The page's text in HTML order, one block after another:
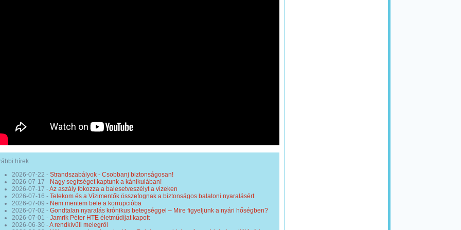
hírek
2026-07-22 - Strandszabályok - Csobbanj biztonságosan!
2026-07-17 - Nagy segítséget kaptunk a kánikulában!
2026-07-17 -Az aszály fokozza a balesetveszélyt a vizeken
2026-07-16 - Telekom és a Vízimentők összefognak a biztonságos balatoni nyaralásért
2026-07-09 - Nem mentem bele a korrupcióba
2026-07-02 - Gondtalan nyaralás krónikus betegséggel – Mire figyeljünk a nyári hőségben?
2026-07-01 - Jamrik Péter HTE életműdíjat kapott
2026-06-30 -A rendkívüli melegről